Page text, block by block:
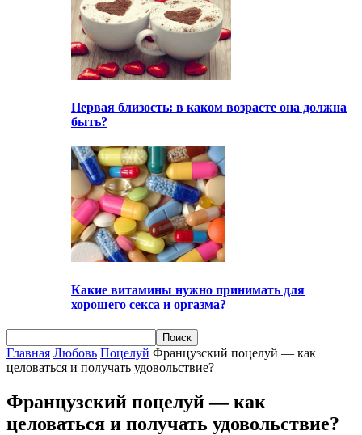
Первая близость: в каком возрасте она должна
быть?
Какие витамины нужно принимать для
хорошего секса и оргазма?
Главная Любовь Поцелуй Французский поцелуй — как
целоваться и получать удовольствие?
Французский поцелуй — как
целоваться и получать удовольствие?